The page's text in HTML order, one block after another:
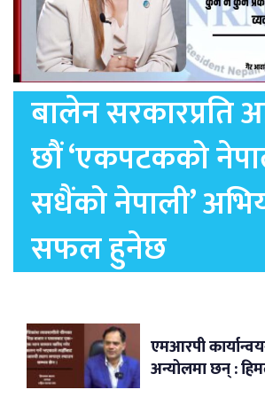
बालेन सरकारप्रति
छौं ‘एकपटकको
सधैंको नेपाली’
सफल हुनेछ
एमआरपी
अन्योलमा छन् :